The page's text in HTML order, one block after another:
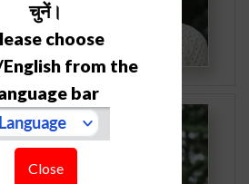
चुनें।
choose
from the
bar
Close